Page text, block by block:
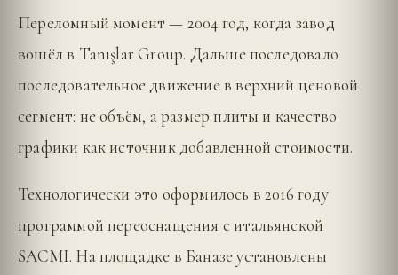
Переломный момент — 2004 год, когда завод
вошёл в Tanışlar Group. Дальше последовало
последовательное движение в верхний ценовой
сегмент: не объём, а размер плиты и качество
графики как источник добавленной стоимости.
Технологически это оформилось в 2016 году
программой переоснащения с итальянской
SACMI. На площадке в Баназе установлены